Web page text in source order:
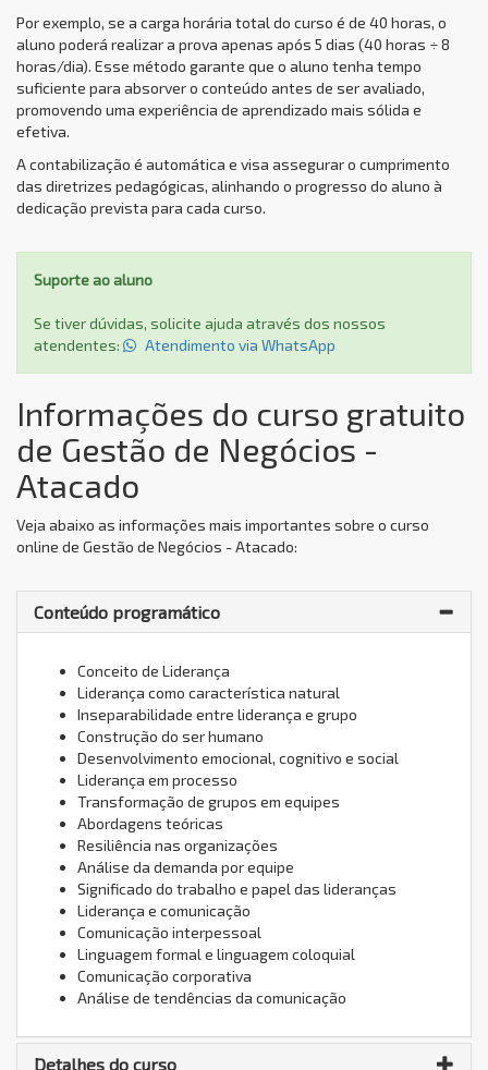
Por exemplo, se a carga horária total do curso é de 40 horas, o
aluno poderá realizar a prova apenas após 5 dias (40 horas ÷ 8
horas/dia). Esse método garante que o aluno tenha tempo
suficiente para absorver o conteúdo antes de ser avaliado,
promovendo uma experiência de aprendizado mais sólida e
efetiva.
A contabilização é automática e visa assegurar o cumprimento
das diretrizes pedagógicas, alinhando o progresso do aluno à
dedicação prevista para cada curso.
Suporte ao aluno
Se tiver dúvidas, solicite ajuda através dos nossos
atendentes:
Atendimento via WhatsApp
Informações do curso gratuito
de Gestão de Negócios -
Atacado
Veja abaixo as informações mais importantes sobre o curso
online de Gestão de Negócios - Atacado:
Conteúdo programático
Conceito de Liderança
Liderança como característica natural
Inseparabilidade entre liderança e grupo
Construção do ser humano
Desenvolvimento emocional, cognitivo e social
Liderança em processo
Transformação de grupos em equipes
Abordagens teóricas
Resiliência nas organizações
Análise da demanda por equipe
Significado do trabalho e papel das lideranças
Liderança e comunicação
Comunicação interpessoal
Linguagem formal e linguagem coloquial
Comunicação corporativa
Análise de tendências da comunicação
Detalhes do curso